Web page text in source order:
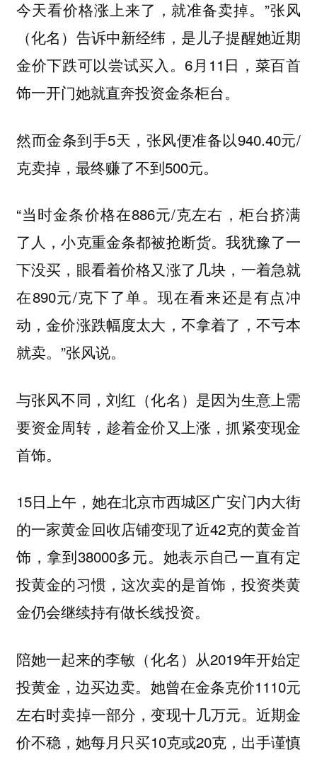
今天看价格涨上来了，就准备卖掉。”张风
（化名）告诉中新经纬，是儿子提醒她近期
金价下跌可以尝试买入。6月11日，菜百首
饰一开门她就直奔投资金条柜台。
然而金条到手5天，张风便准备以940.40元/
克卖掉，最终赚了不到500元。
“当时金条价格在886元/克左右，柜台挤满
了人，小克重金条都被抢断货。我犹豫了一
下没买，眼看着价格又涨了几块，一着急就
在890元/克下了单。现在看来还是有点冲
动，金价涨跌幅度太大，不拿着了，不亏本
就卖。”张风说。
与张风不同，刘红（化名）是因为生意上需
要资金周转，趁着金价又上涨，抓紧变现金
首饰。
15日上午，她在北京市西城区广安门内大街
的一家黄金回收店铺变现了近42克的黄金首
饰，拿到38000多元。她表示自己一直有定
投黄金的习惯，这次卖的是首饰，投资类黄
金仍会继续持有做长线投资。
陪她一起来的李敏（化名）从2019年开始定
投黄金，边买边卖。她曾在金条克价1110元
左右时卖掉一部分，变现十几万元。近期金
价不稳，她每月只买10克或20克，出手谨慎